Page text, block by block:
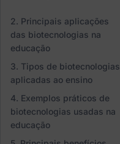
Principais aplicações
das biotecnologias na
educação
Tipos de biotecnologias
aplicadas ao ensino
Exemplos práticos de
biotecnologias usadas na
educação